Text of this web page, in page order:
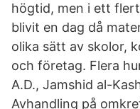
högtid, men i ett
blivit en dag då
olika sätt av skolor,
och företag. Flera
A.D., Jamshid al-
Avhandling på